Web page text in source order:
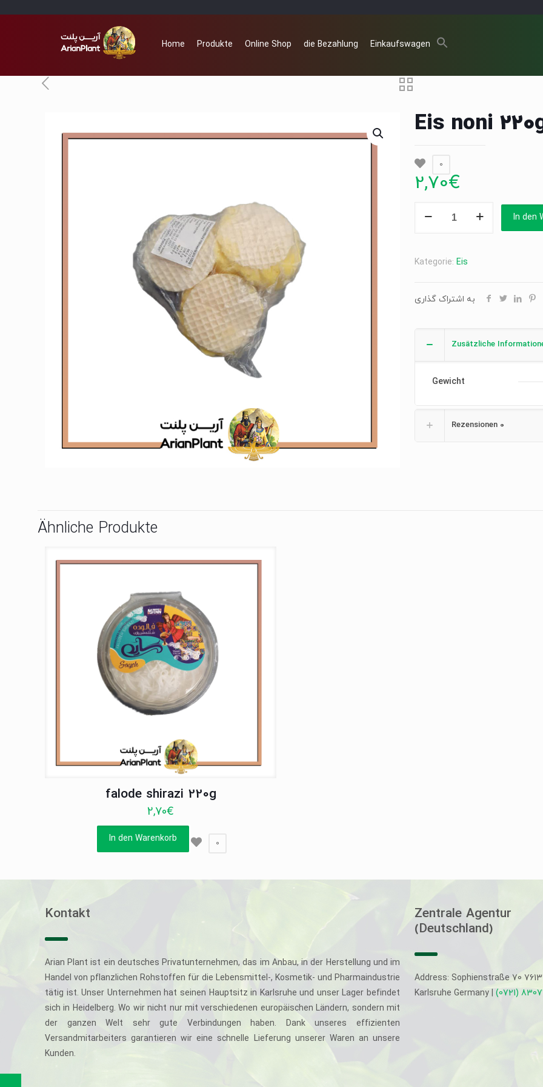
Home Produkte Online Shop die Bezahlung Einkaufswagen
Eis noni
0
2,70€
In den
Kategorie: Eis
به اشتراک گذاری
Zusätzliche
Gewicht
Rezensionen 0
Ähnliche Produkte
falode shirazi 220g
2,70€
In den Warenkorb 0
Kontakt
Arian Plant ist ein deutsches Privatunternehmen, das im Anbau, in der Herstellung und im
Handel von pflanzlichen Rohstoffen für die Lebensmittel-, Kosmetik- und Pharmaindustrie
tätig ist. Unser Unternehmen hat seinen Hauptsitz in Karlsruhe und unser Lager befindet
sich in Heidelberg. Wo wir nicht nur mit verschiedenen europäischen Ländern, sondern mit
der ganzen Welt sehr gute Verbindungen haben. Dank unseres effizienten
Versandmitarbeiters garantieren wir eine schnelle Lieferung unserer Waren an unsere
Kunden.
Zentrale Agentur
(Deutschland)
Address: Sophienstraße 70
Karlsruhe Germany | (0721)